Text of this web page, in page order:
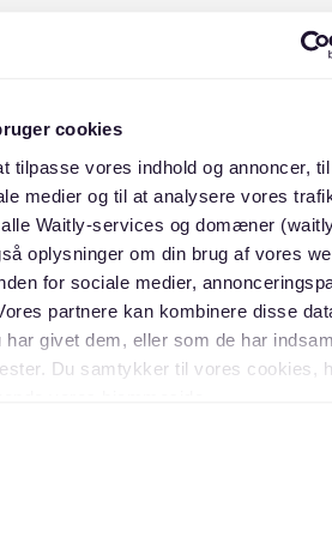
cookies
tilpasse vores indhold og annoncer,
medier og til at analysere vores
Waitly-services og domæner
oplysninger om din brug af vores
for sociale medier,
partnere kan kombinere disse
har givet dem, eller som de har
Du samtykker til vores cookies,
du skal være opmærksom på,
sælge din andelsbolig.
at alle oplysninger i annoncen
risikere at stå til ansvar overfor
salgsprocedure
om din forenings eventuelle krav